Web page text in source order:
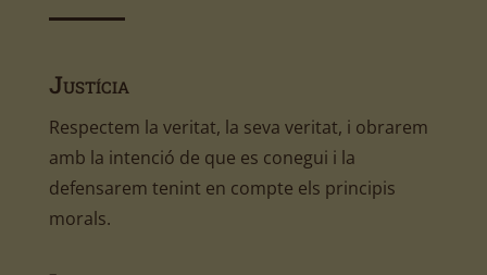
Justícia
Respectem la veritat, la seva veritat, i obrarem
amb la intenció de que es conegui i la
defensarem tenint en compte els principis
morals.